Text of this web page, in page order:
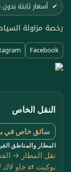
✔︎ أسعار ثابتة
رخصة مزاولة
Facebook
النقل الخاص
سائق خاص في
المطار والمناطق
نقل المطار →
بوكيت ⇄ خاو لاك /